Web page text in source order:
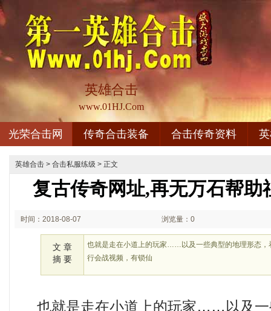
英雄合击
www.01HJ.Com
光荣合击网 传奇合击装备 合击传奇资料
英雄合击 > 合击私服练级 > 正文
复古传奇网址,再无万石帮助
时间：2018-08-07 浏览量：0
文 章
摘 要
也就是走在小道上的玩家……以及一些典型的地理形态，
行会战视频，有锁仙
也就是走在小道上的玩家……以及一